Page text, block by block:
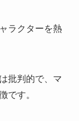
ラクターを熱
批判的で、マ
です。